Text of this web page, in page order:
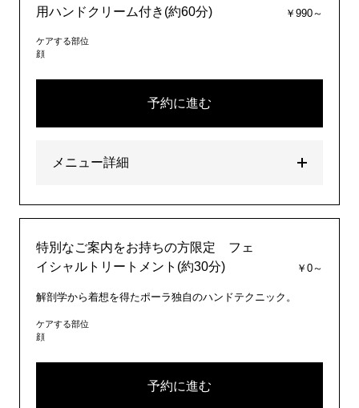
用ハンドクリーム付き(約60分)
￥990～
ケアする部位
顔
予約に進む
メニュー詳細
特別なご案内をお持ちの方限定 フェ
イシャルトリートメント(約30分)
￥0～
解剖学から着想を得たポーラ独自のハンドテクニック。
ケアする部位
顔
予約に進む